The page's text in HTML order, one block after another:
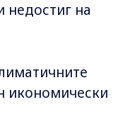
недостиг на
икономически